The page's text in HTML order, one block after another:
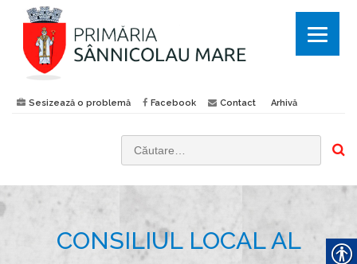
Sesizează o problemă Facebook Contact Arhivă
CONSILIUL LOCAL AL